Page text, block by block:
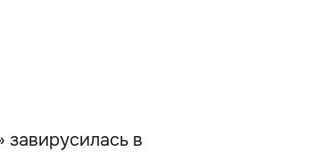
завирусилась в